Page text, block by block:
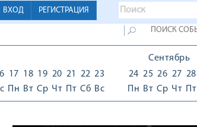
ВХОД РЕГИСТРАЦИЯ
17
Пн
18
Вт
19
Ср
20
Чт
21
Пт
22
Сб
23
Вс
Сентябрь
24
Пн
25
Вт
26
Ср
27
Чт
28
Пт